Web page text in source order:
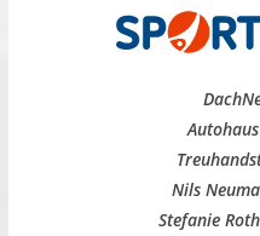
Nils
Stefanie